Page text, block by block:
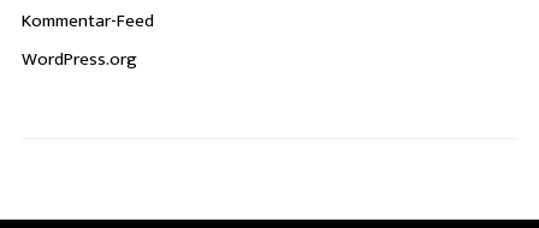
Kommentar-Feed
WordPress.org